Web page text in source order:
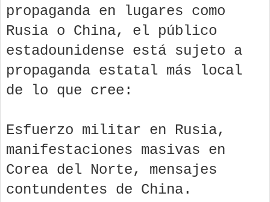
propaganda en lugares como
Rusia o China, el público
estadounidense está sujeto a
propaganda estatal más local
de lo que cree:
Esfuerzo militar en Rusia,
manifestaciones masivas en
Corea del Norte, mensajes
contundentes de China.